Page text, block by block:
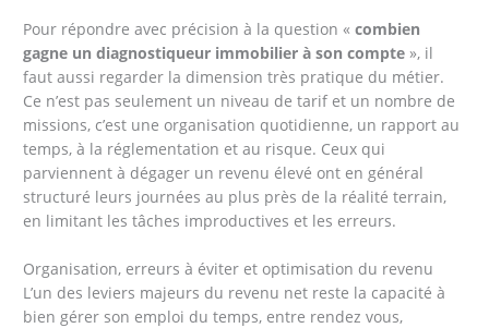
Pour répondre avec précision à la question «combien
gagne un diagnostiqueur immobilier à son compte », il
faut aussi regarder la dimension très pratique du métier.
Ce n’est pas seulement un niveau de tarif et un nombre de
missions, c’est une organisation quotidienne, un rapport au
temps, à la réglementation et au risque. Ceux qui
parviennent à dégager un revenu élevé ont en général
structuré leurs journées au plus près de la réalité terrain,
en limitant les tâches improductives et les erreurs.
Organisation, erreurs à éviter et optimisation du revenu
L’un des leviers majeurs du revenu net reste la capacité à
bien gérer son emploi du temps, entre rendez vous,